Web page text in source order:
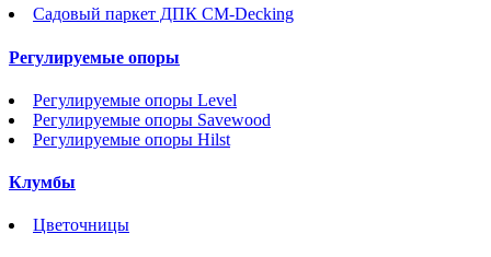
Садовый паркет ДПК CM-Decking
Регулируемые опоры
Регулируемые опоры Level
Регулируемые опоры Savewood
Регулируемые опоры Hilst
Клумбы
Цветочницы